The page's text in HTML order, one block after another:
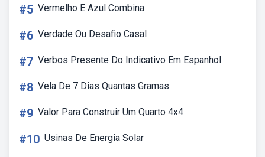
#5 Vermelho E Azul Combina
#6 Verdade Ou Desafio Casal
#7 Verbos Presente Do Indicativo Em Espanhol
#8 Vela De 7 Dias Quantas Gramas
#9 Valor Para Construir Um Quarto 4x4
#10 Usinas De Energia Solar